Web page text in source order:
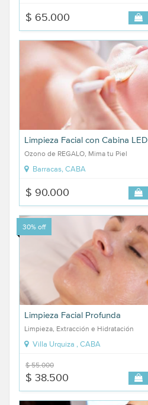
$ 65.000
Limpieza Facial con Cabina LED
Ozono de REGALO, Mima tu Piel
Barracas, CABA
$ 90.000
30% off
Limpieza Facial Profunda
Limpieza, Extracción e Hidratación
Villa Urquiza , CABA
$ 55.000
$ 38.500